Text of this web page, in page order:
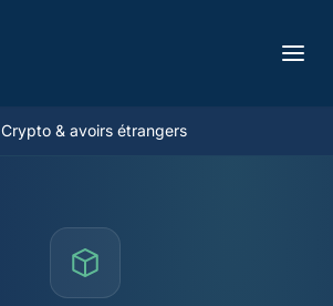
Crypto & avoirs étrangers